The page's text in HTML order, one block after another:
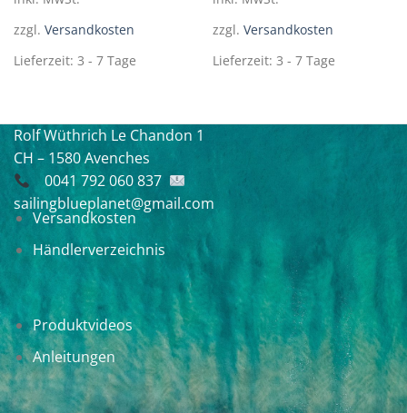
zzgl. Versandkosten
Lieferzeit: 3 - 7 Tage
können
auf
zzgl. Versandkosten
Lieferzeit: 3 - 7 Tage
Rolf Wüthrich Le Chandon 1
CH – 1580 Avenches
0041 792 060 837
sailingblueplanet@gmail.com
Versandkosten
Händlerverzeichnis
Produktvideos
Anleitungen